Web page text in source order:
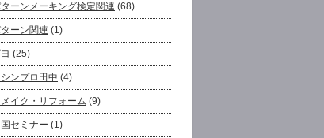
ーンメーキング検定関連 (68)
ーン関連 (1)
(25)
シンプロ田中 (4)
メイク・リフォーム (9)
セミナー (1)